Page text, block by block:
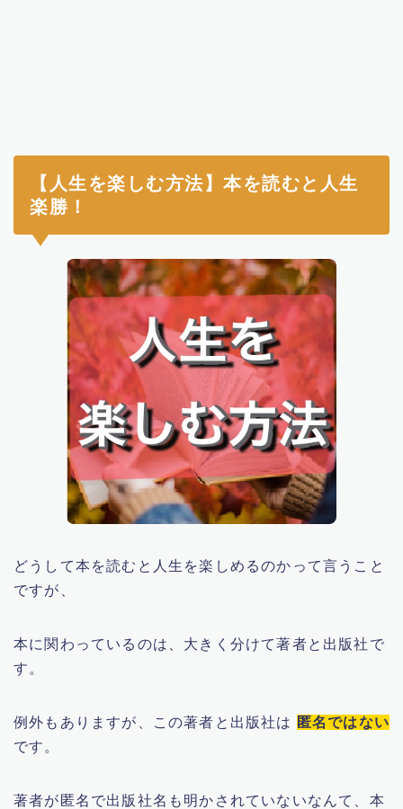
【人生を楽しむ方法】本を読むと人生
楽勝！
どうして本を読むと人生を楽しめるのかって言うこと
ですが、
本に関わっているのは、大きく分けて著者と出版社で
す。
例外もありますが、この著者と出版社は 匿名ではない
です。
著者が匿名で出版社名も明かされていないなんて、本